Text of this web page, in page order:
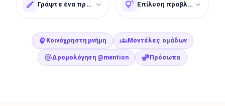
Γράψτε ένα προσχέδιο Επίλυση προβλήματος
Κοινόχρηστη μνήμη Μοντέλες ομάδων
Δρομολόγηση @mention Πρόσωπα